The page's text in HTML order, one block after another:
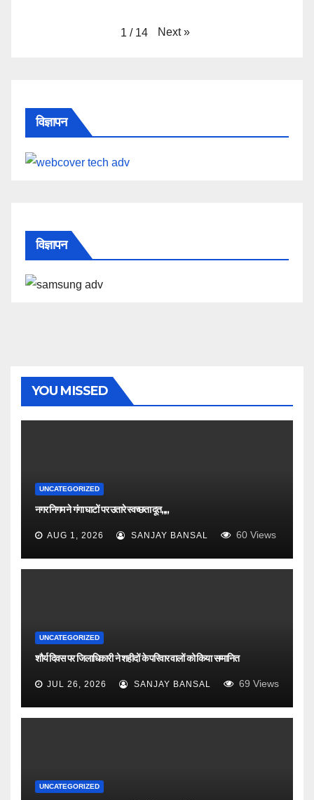
1 / 14 Next »
विज्ञापन
विज्ञापन
YOU MISSED
UNCATEGORIZED
नगर निगम ने गंगा घाटों पर उतारे स्वच्छता दूत,,,,
AUG 1, 2026 SANJAY BANSAL 60 Views
UNCATEGORIZED
शौर्य दिवस पर जिलाधिकारी ने शहीदों के परिवार वालों को किया सम्मानित
JUL 26, 2026 SANJAY BANSAL 69 Views
UNCATEGORIZED